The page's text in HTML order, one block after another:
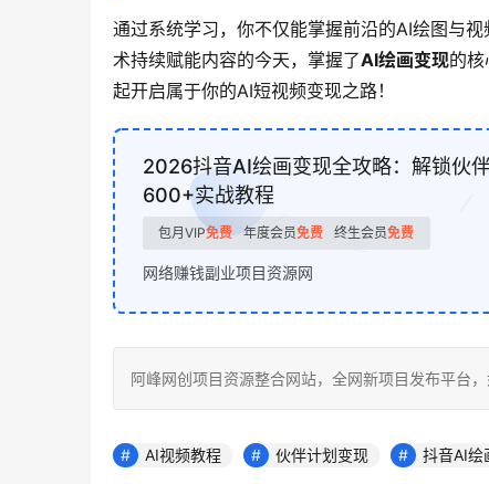
通过系统学习，你不仅能掌握前沿的AI绘图与
术持续赋能内容的今天，掌握了AI绘画变现的
起开启属于你的AI短视频变现之路！
2026抖音AI绘画变现全攻略：解锁伙
600+实战教程
包月VIP免费 年度会员免费 终生会员免费
网络赚钱副业项目资源网
阿峰网创项目资源整合网站，全网新项目发布平
AI视频教程 伙伴计划变现 抖音AI绘